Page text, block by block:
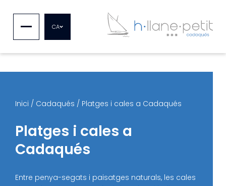
CA
Inici / Cadaqués / Platges i cales a Cadaqués
Platges i cales a
Cadaqués
Entre penya-segats i paisatges naturals, les cales